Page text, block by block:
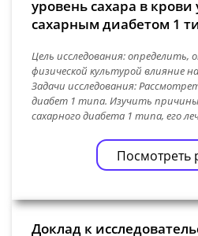
уровень сахара в крови
сахарным диабетом 1
Цель исследования:
физической культурой влияние
Задачи исследования:
диабет 1 типа. Изучить
сахарного диабета 1 типа, его
Посмотреть
Доклад к